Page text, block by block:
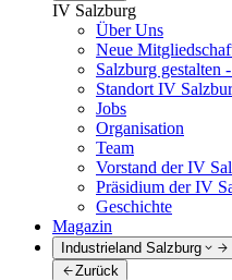
IV Salzburg
Über Uns
Neue
Salzburg gestalten
Standort IV
Jobs
Organisation
Team
Vorstand der IV
Präsidium der IV
Geschichte
Magazin
Industrieland Salzburg
Zurück